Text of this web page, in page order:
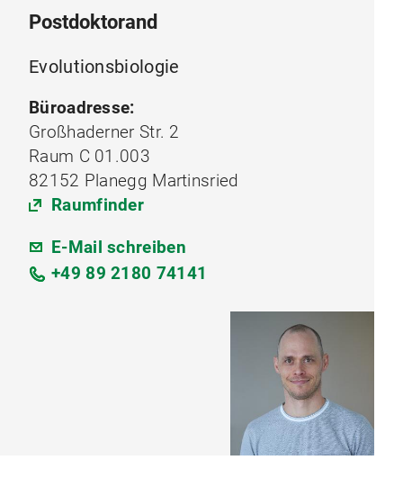
Postdoktorand
Evolutionsbiologie
Büroadresse:
Großhaderner Str. 2
Raum C 01.003
82152 Planegg Martinsried
Raumfinder
E-Mail schreiben
+49 89 2180 74141